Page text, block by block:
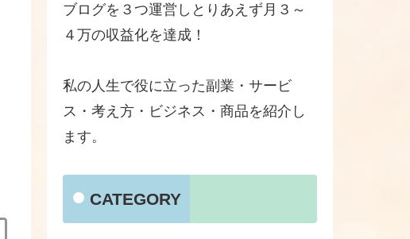
ブログを３つ運営しとりあえず月３～
４万の収益化を達成！
私の人生で役に立った副業・サービ
ス・考え方・ビジネス・商品を紹介し
ます。
CATEGORY